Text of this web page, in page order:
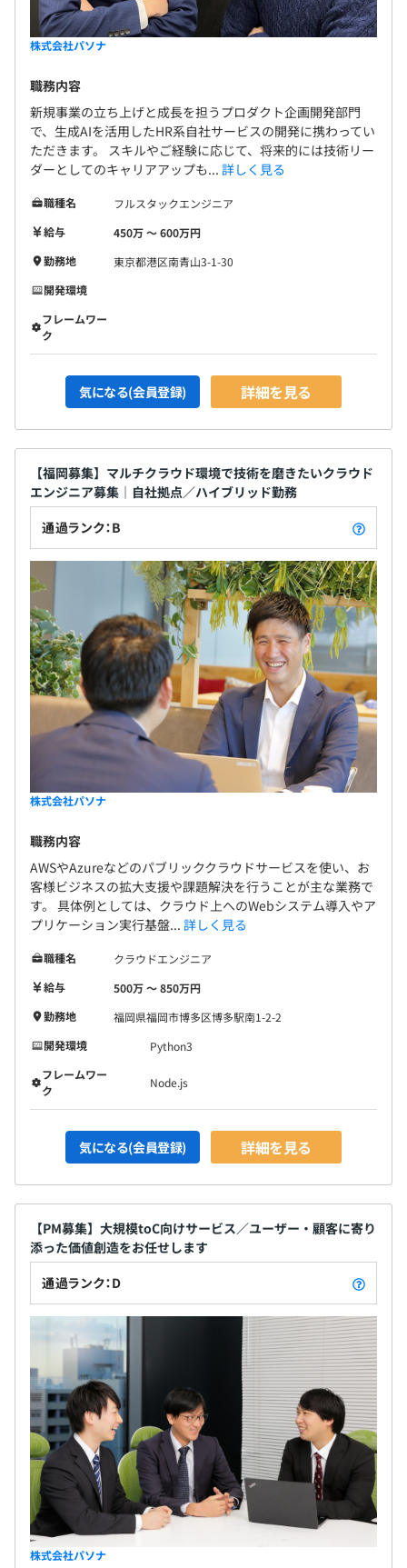
賞与：年2回（6月、12月）
昇給・昇格年1回
・各種保険完備（健康保険／厚生年金／雇用保険／労災保
3カ月（年次有給休暇・特別休暇は、試用期間を経過した
時点で付与します）
株式会社パソナ
職務内容
新規事業の立ち上げと成長を担うプロダクト企画開発部門
で、生成AIを活用したHR系自社サービスの開発に携わってい
ただきます。 スキルやご経験に応じて、将来的には技術リー
ダーとしてのキャリアアップも... 詳しく見る
職種名
フルスタックエンジニア
給与
450万 〜 600万円
勤務地
東京都港区南青山3-1-30
開発環境
フレームワー
ク
気になる(会員登録) 詳細を見る
【福岡募集】マルチクラウド環境で技術を磨きたいクラウド
エンジニア募集｜自社拠点／ハイブリッド勤務
通過ランク：B
株式会社パソナ
職務内容
AWSやAzureなどのパブリッククラウドサービスを使い、お
客様ビジネスの拡大支援や課題解決を行うことが主な業務で
す。 具体例としては、クラウド上へのWebシステム導入やア
プリケーション実行基盤... 詳しく見る
職種名
クラウドエンジニア
給与
500万 〜 850万円
勤務地
福岡県福岡市博多区博多駅南1-2-2
開発環境
Python3
フレームワー
ク
Node.js
気になる(会員登録) 詳細を見る
【PM募集】大規模toC向けサービス／ユーザー・顧客に寄り
添った価値創造をお任せします
通過ランク：D
株式会社パソナ